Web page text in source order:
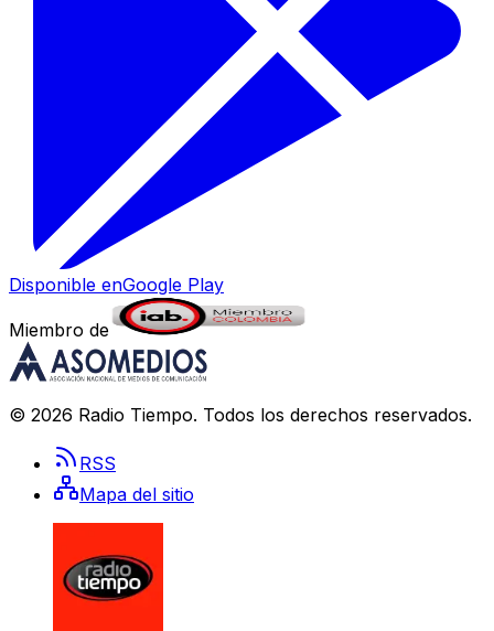
Disponible enGoogle Play
Miembro de
© 2026 Radio Tiempo. Todos los derechos reservados.
RSS
Mapa del sitio